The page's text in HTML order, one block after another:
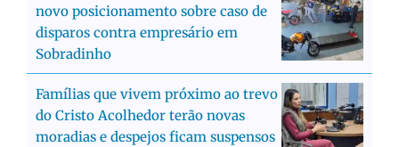
novo posicionamento sobre caso de
disparos contra empresário em
Sobradinho
Famílias que vivem próximo ao trevo
do Cristo Acolhedor terão novas
moradias e despejos ficam suspensos